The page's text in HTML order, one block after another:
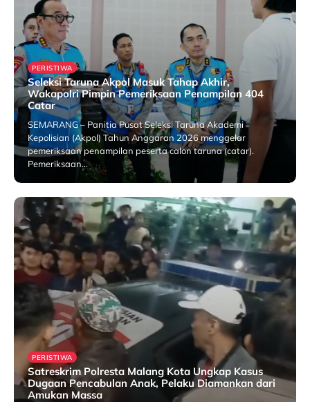
PERISTIWA
Seleksi Taruna Akpol Masuk Tahap Akhir,
Wakapolri Pimpin Pemeriksaan Penampilan 404
Catar
SEMARANG – Panitia Pusat Seleksi Taruna Akademi
Kepolisian (Akpol) Tahun Anggaran 2026 menggelar
pemeriksaan penampilan peserta calon taruna (catar).
Pemeriksaan…
25 July 2026
PERISTIWA
Satreskrim Polresta Malang Kota Ungkap Kasus
Dugaan Pencabulan Anak, Pelaku Diamankan dari
Amukan Massa